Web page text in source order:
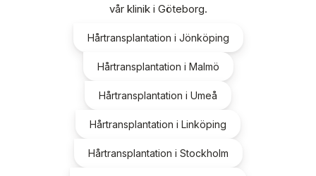
vår klinik i Göteborg.
Hårtransplantation i Jönköping
Hårtransplantation i Malmö
Hårtransplantation i Umeå
Hårtransplantation i Linköping
Hårtransplantation i Stockholm